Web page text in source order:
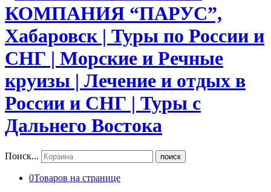
Поиск... поиск
0Товаров на странице